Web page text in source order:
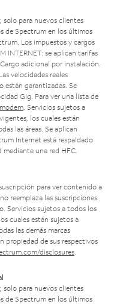
para nuevos clientes
de Spectrum en los últimos
Los impuestos y cargos
INTERNET: se aplican tarifas
adicional por instalación.
velocidades reales
están garantizadas. Se
Gig. Para ver una lista de
. Servicios sujetos a
los cuales están
las áreas. Se aplican
Internet está respaldado
una red HFC.
para ver contenido a
reemplaza las suscripciones
Servicios sujetos a todos los
cuales están sujetos a
las demás marcas
propiedad de sus respectivos
disclosures
para nuevos clientes
de Spectrum en los últimos